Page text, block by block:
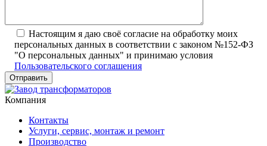
Настоящим я даю своё согласие на обработку моих
персональных данных в соответствии с законом №152-ФЗ
"О персональных данных" и принимаю условия
Пользовательского соглашения
Компания
Контакты
Услуги, сервис, монтаж и ремонт
Производство